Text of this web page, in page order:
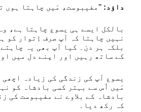
داؤد: ’’مفیبوست، مَیں چاہتا ہوں
بالکل ایسے ہی یسوع چاہتا ہے،
نہیں چاہتا کہ آپ صرف اِتوار کو
بلکہ ہر دن۔ کیا آپ بھی یہ
کے ساتھ رہیں اور اپنے دل میں
یسوع آپ کی زندگی کی زیادہ اچھی
مَیں اُس سے بہتر کسی بادشاہ کو
بادشاہ کے بلاوے نے مفیبوست کی
کہ رکھ دیا۔